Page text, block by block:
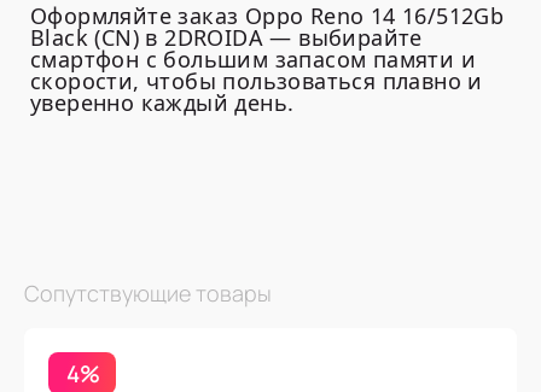
Оформляйте заказ Oppo Reno 14 16/512Gb
Black (CN) в 2DROIDA — выбирайте
смартфон с большим запасом памяти и
скорости, чтобы пользоваться плавно и
уверенно каждый день.
Сопутствующие товары
4%